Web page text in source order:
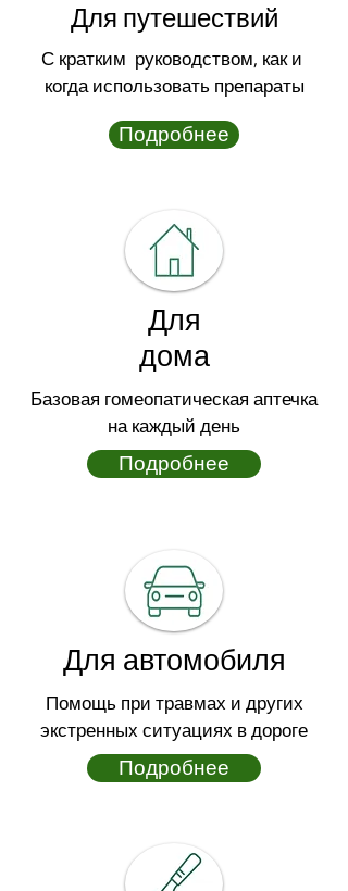
Для путешествий
С кратким руководством, как и
когда использовать препараты
Подробнее
Для
дома
Базовая гомеопатическая аптечка
на каждый день
Подробнее
Для автомобиля
Помощь при травмах и других
экстренных ситуациях в дороге
Подробнее